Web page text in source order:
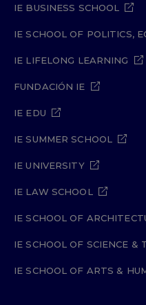
IE BUSINESS SCHOOL
IE SCHOOL OF POLITICS,
IE LIFELONG LEARNING
FUNDACIÓN IE
IE EDU
IE SUMMER SCHOOL
IE UNIVERSITY
IE LAW SCHOOL
IE SCHOOL OF
IE SCHOOL OF SCIENCE &
IE SCHOOL OF ARTS &